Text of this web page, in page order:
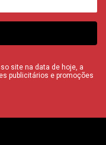
site na data de hoje, a
publicitários e promoções